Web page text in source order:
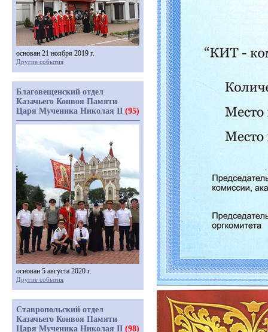
основан 21 ноября 2019 г.
Другие события
Благовещенский отдел
Казачьего Конвоя Памяти
Царя Мученика Николая II (95)
основан 5 августа 2020 г.
Другие события
Ставропольский отдел
Казачьего Конвоя Памяти
Царя Мученика Николая II (98)